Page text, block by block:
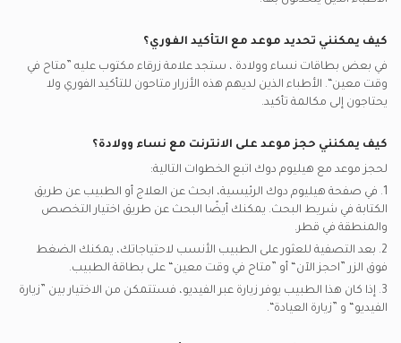
كيف يمكنني تحديد موعد مع التأكيد الفوري؟
في بعض بطاقات نساء وولادة ، ستجد علامة زرقاء مكتوب عليه ”متاح في
وقت معين“. الأطباء الذين لديهم هذه الأزرار متاحون للتأكيد الفوري ولا
يحتاجون إلى مكالمة تأكيد.
كيف يمكنني حجز موعد على الانترنت مع نساء وولادة؟
لحجز موعد مع هيليوم دوك اتبع الخطوات التالية:
1. في صفحة هيليوم دوك الرئيسية، ابحث عن العلاج أو الطبيب عن طريق
الكتابة في شريط البحث. يمكنك أيضًا البحث عن طريق اختيار التخصص
والمنطقة في قطر.
2. بعد التصفية للعثور على الطبيب الأنسب لاحتياجاتك، يمكنك الضغط
فوق الزر ”احجز الآن“ أو ”متاح في وقت معين“ على بطاقة الطبيب.
3. إذا كان هذا الطبيب يوفر زيارة عبر الفيديو، فستتمكن من الاختيار بين ”زيارة
الفيديو“ و ”زيارة العيادة“.